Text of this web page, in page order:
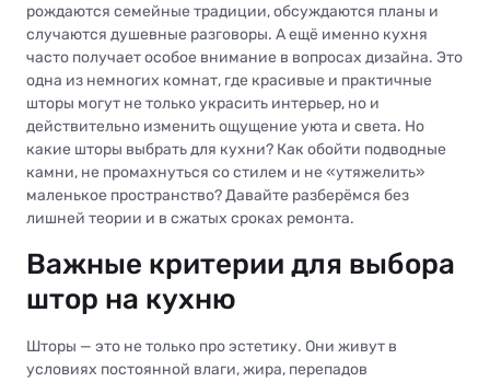
рождаются семейные традиции, обсуждаются планы и
случаются душевные разговоры. А ещё именно кухня
часто получает особое внимание в вопросах дизайна. Это
одна из немногих комнат, где красивые и практичные
шторы могут не только украсить интерьер, но и
действительно изменить ощущение уюта и света. Но
какие шторы выбрать для кухни? Как обойти подводные
камни, не промахнуться со стилем и не «утяжелить»
маленькое пространство? Давайте разберёмся без
лишней теории и в сжатых сроках ремонта.
Важные критерии для выбора
штор на кухню
Шторы — это не только про эстетику. Они живут в
условиях постоянной влаги, жира, перепадов